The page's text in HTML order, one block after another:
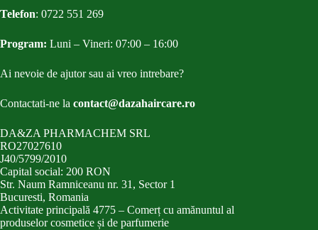
Telefon: 0722 551 269
Program: Luni – Vineri: 07:00 – 16:00
Ai nevoie de ajutor sau ai vreo intrebare?
Contactati-ne la contact@dazahaircare.ro
DA&ZA PHARMACHEM SRL
RO27027610
J40/5799/2010
Capital social: 200 RON
Str. Naum Ramniceanu nr. 31, Sector 1
Bucuresti, Romania
Activitate principală 4775 – Comerț cu amănuntul al
produselor cosmetice și de parfumerie